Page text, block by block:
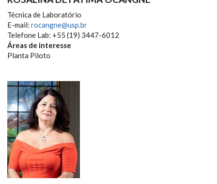
Técnica de Laboratório
E-mail: rocangne@usp.br
Telefone Lab: +55 (19) 3447-6012
Áreas de interesse
Planta Piloto